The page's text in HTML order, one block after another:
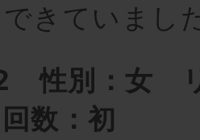
きていまし
性別：女
数：初